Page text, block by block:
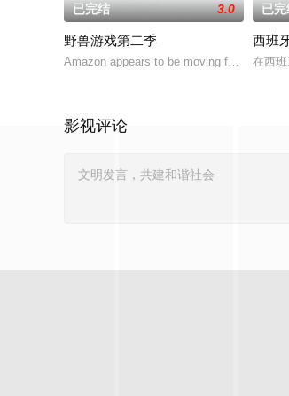
已完结 3.0
野兽游戏第二季
Amazon appears to be moving forward with
已完
西班
在西
影视评论